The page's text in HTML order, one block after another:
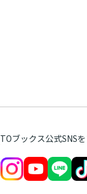
TOブックス公式SNS